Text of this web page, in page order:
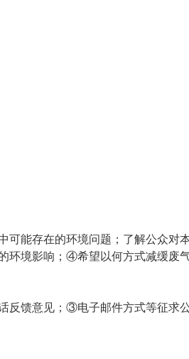
能存在的环境问题；了解公众对
境影响；④希望以何方式减缓废气
馈意见；③电子邮件方式等征求